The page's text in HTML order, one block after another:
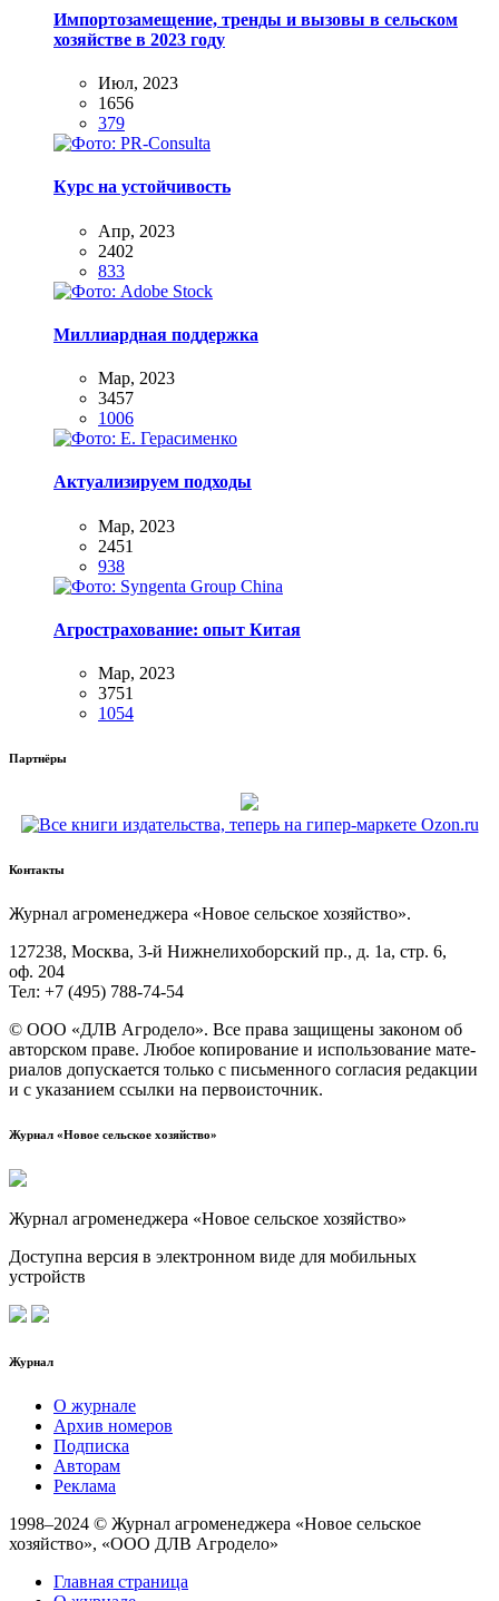
Импортозамещение, тренды и вызовы в сельском
хозяйстве в 2023 году
Июл, 2023
1656
379
Курс на устойчивость
Апр, 2023
2402
833
Миллиардная поддержка
Мар, 2023
3457
1006
Актуализируем подходы
Мар, 2023
2451
938
Агрострахование: опыт Китая
Мар, 2023
3751
1054
Партнёры
Контакты
Жур­нал агро­ме­не­дже­ра «Новое сель­ское хозяйство».
127238, Москва, 3‑й Ниж­не­ли­хо­бор­ский пр., д. 1а, стр. 6,
оф. 204
Тел: +7 (495) 788‑74‑54
© ООО «ДЛВ Агро­де­ло». Все пра­ва защи­ще­ны зако­ном об
автор­ском пра­ве. Любое копи­ро­ва­ние и исполь­зо­ва­ние мате­
ри­а­лов допус­ка­ет­ся толь­ко с пись­мен­но­го согла­сия редак­ции
и с ука­за­ни­ем ссыл­ки на первоисточник.
Журнал «Новое сельское хозяйство»
Журнал агроменеджера «Новое сельское хозяйство»
Доступна версия в электронном виде для мобильных
устройств
Журнал
О журнале
Архив номеров
Подписка
Авторам
Реклама
1998–2024 © Журнал агроменеджера «Новое сельское
хозяйство», «ООО ДЛВ Агродело»
Главная страница